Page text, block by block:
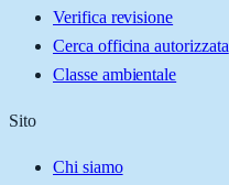
Verifica revisione
Cerca officina autorizzata
Classe ambientale
Sito
Chi siamo